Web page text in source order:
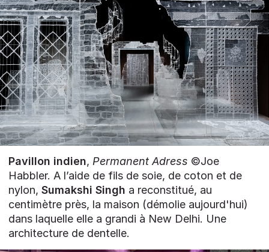
Pavillon indien, Permanent Adress ©Joe
Habbler. A l’aide de fils de soie, de coton et de
nylon, Sumakshi Singh a reconstitué, au
centimètre près, la maison (démolie aujourd'hui)
dans laquelle elle a grandi à New Delhi. Une
architecture de dentelle.